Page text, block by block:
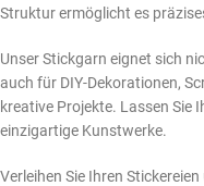
Struktur ermöglicht es
Unser Stickgarn eignet sich
auch für DIY-Dekorationen,
kreative Projekte. Lassen Sie
einzigartige Kunstwerke.
Verleihen Sie Ihren